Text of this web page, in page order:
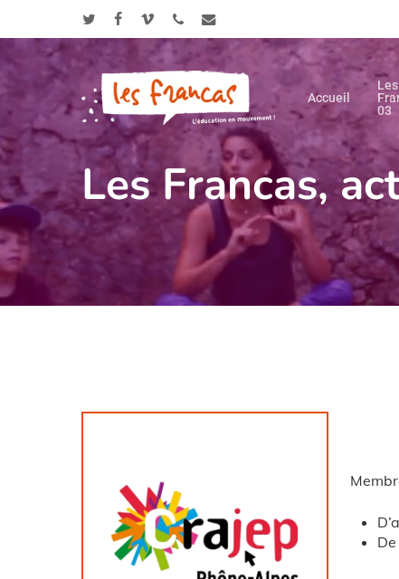
Panneau de gestion des cookies
content
Accueil
Les
03
Les Francas,